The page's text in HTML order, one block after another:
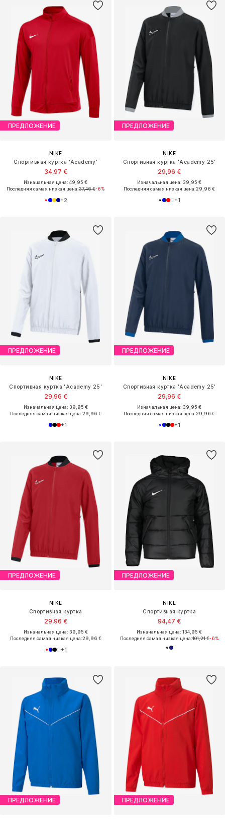
ПРЕДЛОЖЕНИЕ
NIKE
Спортивная куртка 'Academy'
34,97 €
Изначальная цена: 49,95 €
Последняя самая низкая цена:37,46 €-6%
+2
ПРЕДЛОЖЕНИЕ
NIKE
Спортивная куртка 'Academy 25'
29,96 €
Изначальная цена: 39,95 €
Последняя самая низкая цена:29,96 €
+1
ПРЕДЛОЖЕНИЕ
NIKE
Спортивная куртка 'Academy 25'
29,96 €
Изначальная цена: 39,95 €
Последняя самая низкая цена:29,96 €
+1
ПРЕДЛОЖЕНИЕ
NIKE
Спортивная куртка 'Academy 25'
29,96 €
Изначальная цена: 39,95 €
Последняя самая низкая цена:29,96 €
+1
ПРЕДЛОЖЕНИЕ
NIKE
Спортивная куртка
29,96 €
Изначальная цена: 39,95 €
Последняя самая низкая цена:29,96 €
+1
ПРЕДЛОЖЕНИЕ
NIKE
Спортивная куртка
94,47 €
Изначальная цена: 134,95 €
Последняя самая низкая цена:101,21 €-6%
ПРЕДЛОЖЕНИЕ ПРЕДЛОЖЕНИЕ